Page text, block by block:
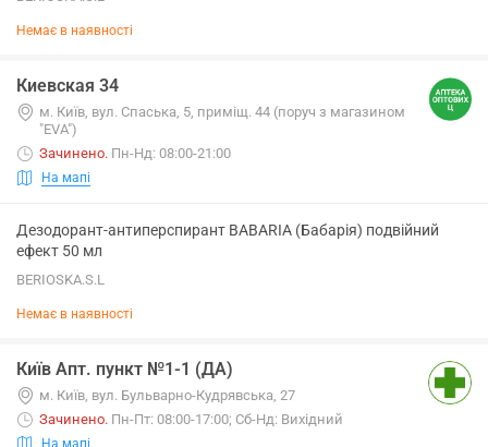
Немає в наявності
Киевская 34
м. Київ, вул. Спаська, 5, приміщ. 44 (поруч з магазином
"EVA")
Зачинено. Пн-Нд: 08:00-21:00
На мапі
Дезодорант-антиперспирант BABARIA (Бабарія) подвійний
ефект 50 мл
BERIOSKA.S.L
Немає в наявності
Київ Апт. пункт №1-1 (ДА)
м. Київ, вул. Бульварно-Кудрявська, 27
Зачинено. Пн-Пт: 08:00-17:00; Сб-Нд: Вихідний
На мапі